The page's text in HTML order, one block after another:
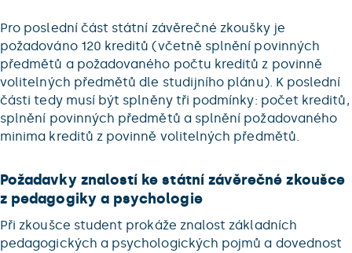
Pro poslední část státní závěrečné zkoušky je
požadováno 120 kreditů (včetně splnění povinných
předmětů a požadovaného počtu kreditů z povinně
volitelných předmětů dle studijního plánu). K poslední
části tedy musí být splněny tři podmínky: počet kreditů,
splnění povinných předmětů a splnění požadovaného
minima kreditů z povinně volitelných předmětů.
Požadavky znalostí ke státní závěrečné zkoušce
z pedagogiky a psychologie
Při zkoušce student prokáže znalost základních
pedagogických a psychologických pojmů a dovednost